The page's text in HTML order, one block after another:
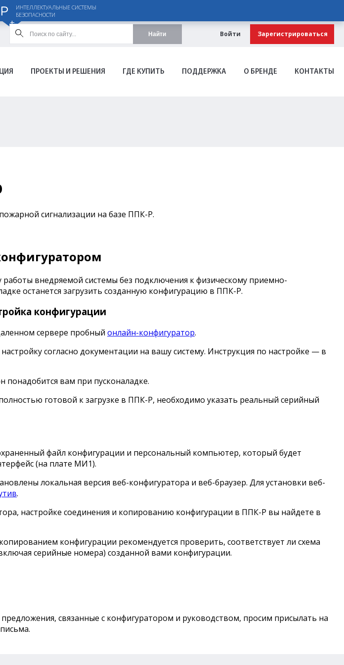
ИНТЕЛЛЕКТУАЛЬНЫЕ СИСТЕМЫ
БЕЗОПАСНОСТИ
Найти Войти Зарегистрироваться
ПРОЕКТЫ И РЕШЕНИЯ ГДЕ КУПИТЬ ПОДДЕРЖКА О БРЕНДЕ КОНТАКТЫ
сигнализации на базе ППК-Р.
внедряемой системы без подключения к физическому приемно-
останется загрузить созданную конфигурацию в ППК-Р.
конфигурации
сервере пробный онлайн-конфигуратор.
согласно документации на вашу систему. Инструкция по настройке — в
вам при пусконаладке.
готовой к загрузке в ППК-Р, необходимо указать реальный серийный
файл конфигурации и персональный компьютер, который будет
(на плате МИ1).
локальная версия веб-конфигуратора и веб-браузер. Для установки веб-
.
настройке соединения и копированию конфигурации в ППК-Р вы найдете в
конфигурации рекомендуется проверить, соответствует ли схема
серийные номера) созданной вами конфигурации.
связанные с конфигуратором и руководством, просим присылать на